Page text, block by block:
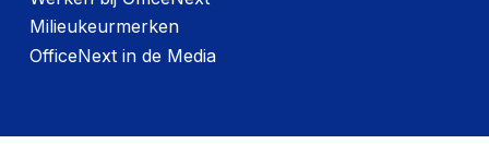
Milieukeurmerken
OfficeNext in de Media